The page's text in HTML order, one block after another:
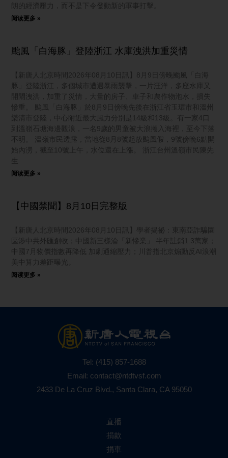
朗的經濟壓力，而不是下令發動新的軍事打擊。
阅读更多 »
颱風「白海豚」登陸浙江 水庫洩洪加重災情
【新唐人北京時間2026年08月10日訊】8月9日傍晚颱風「白海
豚」登陸浙江，多個城市遭遇暴雨襲擊，一片汪洋，多座水庫又
開閘洩洪，加重了災情，大量的房子、車子和農作物泡水，損失
慘重。 颱風「白海豚」於8月9日傍晚先後在浙江省玉環市和溫州
樂清市登陸，中心附近最大風力分別是14級和13級。有一家4口
到溫嶺石塘海邊觀浪，一名9歲的男童被大浪捲入海裡，至今下落
不明。 溫嶺市民透露，當地從8月8號起放颱風假，9號傍晚6點開
始內澇，截至10號上午，水位還在上漲。 浙江台州溫嶺市民陳先
生
阅读更多 »
【中國禁聞】8月10日完整版
【新唐人北京時間2026年08月10日訊】學者揭祕：東南亞詐騙園
區涉中共外匯創收；中國新三樣淪「新慘業」 半年註銷1.3萬家；
中國7月物價指數再降低 加劇通縮壓力；川普指北京煽動反AI浪潮
美中算力差距曝光。
阅读更多 »
Tel: (415) 857-1688
Email: contact@ntdtvsf.com
2433 De La Cruz Blvd., Santa Clara, CA 95050
直播
捐款
捐車